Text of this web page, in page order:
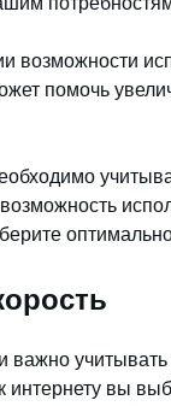
возможности
помочь
учитывать
интернету вы